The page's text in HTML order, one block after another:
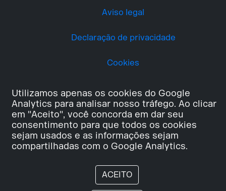
Utilizamos apenas os cookies do Google
Analytics para analisar nosso tráfego. Ao clicar
em "Aceito", você concorda em dar seu
consentimento para que todos os cookies
sejam usados e as informações sejam
compartilhadas com o Google Analytics.
ACEITO
Aviso legal
Declaração de privacidade
Cookies